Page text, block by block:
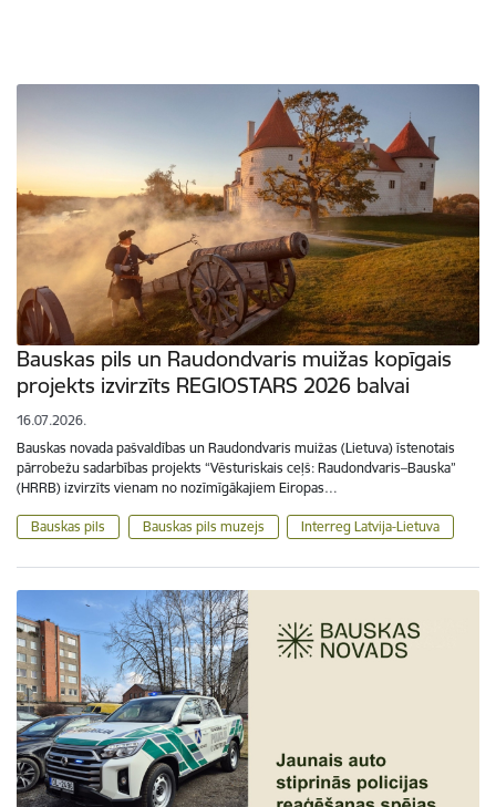
Bauskas pils un Raudondvaris muižas kopīgais
projekts izvirzīts REGIOSTARS 2026 balvai
16.07.2026.
Bauskas novada pašvaldības un Raudondvaris muižas (Lietuva) īstenotais
pārrobežu sadarbības projekts “Vēsturiskais ceļš: Raudondvaris–Bauska”
(HRRB) izvirzīts vienam no nozīmīgākajiem Eiropas…
Bauskas pils Bauskas pils muzejs Interreg Latvija-Lietuva